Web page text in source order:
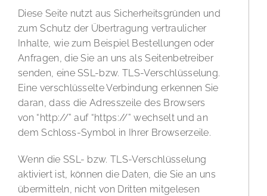
Diese Seite nutzt aus Sicherheitsgründen und
zum Schutz der Übertragung vertraulicher
Inhalte, wie zum Beispiel Bestellungen oder
Anfragen, die Sie an uns als Seitenbetreiber
senden, eine SSL-bzw. TLS-Verschlüsselung.
Eine verschlüsselte Verbindung erkennen Sie
daran, dass die Adresszeile des Browsers
von “http://” auf “https://” wechselt und an
dem Schloss-Symbol in Ihrer Browserzeile.
Wenn die SSL- bzw. TLS-Verschlüsselung
aktiviert ist, können die Daten, die Sie an uns
übermitteln, nicht von Dritten mitgelesen